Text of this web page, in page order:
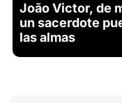
João Victor, de
un sacerdote
las almas